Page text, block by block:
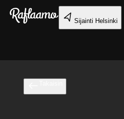
Siirry pääsisältöön
Sijainti Helsinki